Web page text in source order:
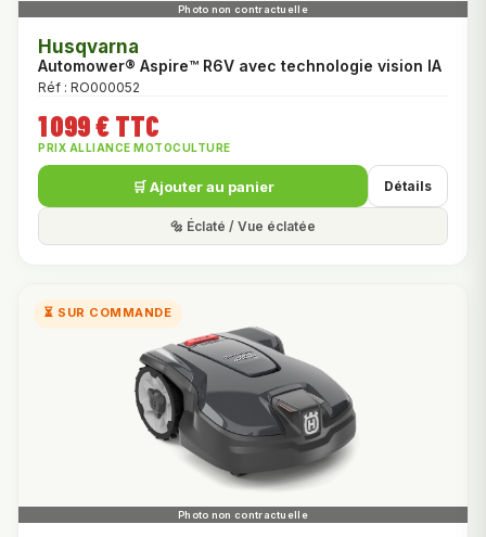
Husqvarna
Automower® Aspire™ R6V avec technologie vision IA
Réf : RO000052
1 099 € TTC
PRIX ALLIANCE MOTOCULTURE
🛒 Ajouter au panier Détails
🔩 Éclaté / Vue éclatée
⏳ SUR COMMANDE